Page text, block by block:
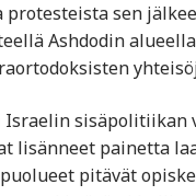
protesteista sen
Ashdodin
Israelin
lisänneet painetta
pitävät